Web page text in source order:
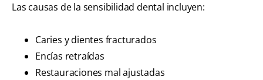
Las causas de la sensibilidad dental incluyen:
Caries y dientes fracturados
Encías retraídas
Restauraciones mal ajustadas